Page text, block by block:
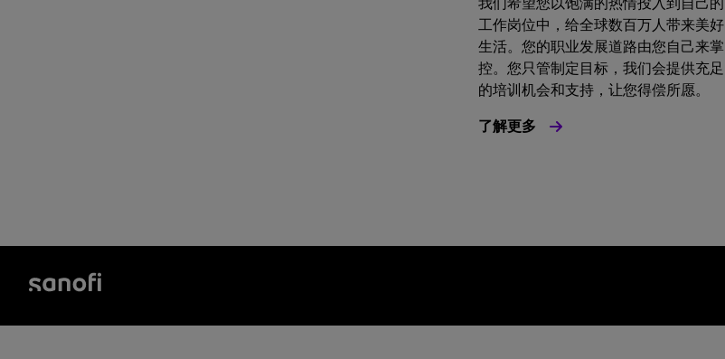
我们希望您以饱满的热情投入到自己的
工作岗位中，给全球数百万人带来美好
生活。您的职业发展道路由您自己来掌
控。您只管制定目标，我们会提供充足
的培训机会和支持，让您得偿所愿。
了解更多